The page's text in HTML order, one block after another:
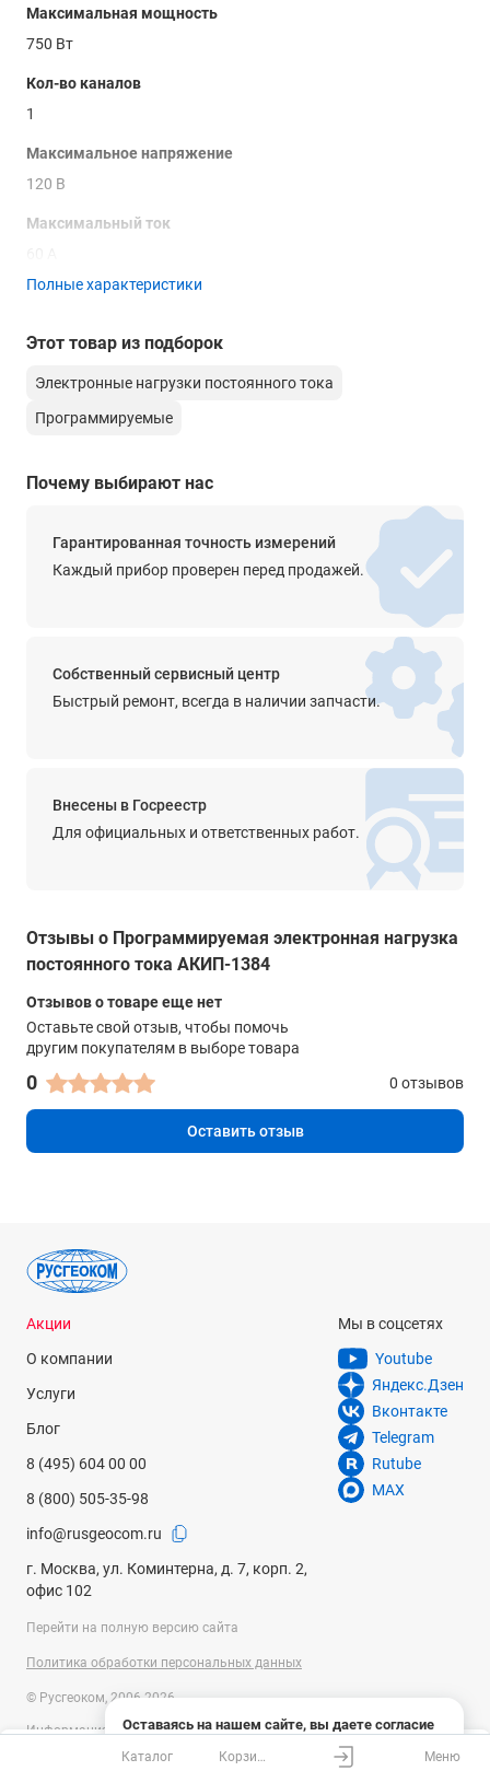
Максимальная мощность
750 Вт
Кол-во каналов
1
Максимальное напряжение
120 В
Максимальный ток
Тип нагрузки
CC | CV | CR | CP | LED
Моноблок
Особенности
Яркий контрастный вакуумно-флуоресцентный дисплей. 4-х
проводная схема подключения. Встроенный генератор
импульсов для работы в непрерывном, импульсном и
переходном режимах. Функции тестирования батарей и
имитации короткого замыкания. Динамический режим от
20 мкс. LED режим (тест устройств питания с/д). Высокая
скорость (до 50 кГц) и разрешение измерений (1 мВ/ 0,1 мА).
ДУ (Интерфейс)
19” форм фактор
Полные характеристики
Этот товар из подборок
Электронные нагрузки постоянного тока
Программируемые
Почему выбирают нас
Гарантированная точность измерений
Каждый прибор проверен перед продажей.
Собственный сервисный центр
Быстрый ремонт, всегда в наличии запчасти.
Внесены в Госреестр
Для официальных и ответственных работ.
Отзывы о Программируемая электронная нагрузка
постоянного тока АКИП-1384
Отзывов о товаре еще нет
Оставьте свой отзыв, чтобы помочь
другим покупателям в выборе товара
0 0 отзывов
Оставить отзыв
Оставаясь на нашем сайте, вы даете согласие
на использование файлов cookies и сбор данных
системами веб-аналитики
Акции
О компании
Услуги
Блог
8 (495) 604 00 00
8 (800) 505-35-98
info@rusgeocom.ru
г. Москва, ул. Коминтерна, д. 7, корп. 2,
офис 102
Мы в соцсетях
Youtube
Яндекс.Дзен
Вконтакте
Telegram
Rutube
MAX
Перейти на полную версию сайта
Политика обработки персональных данных
© Русгеоком, 2006-2026
Информация на сайте носит справочный характер и не является
публичной офертой, определяемой положениями Статьи 437
Каталог Корзина Меню